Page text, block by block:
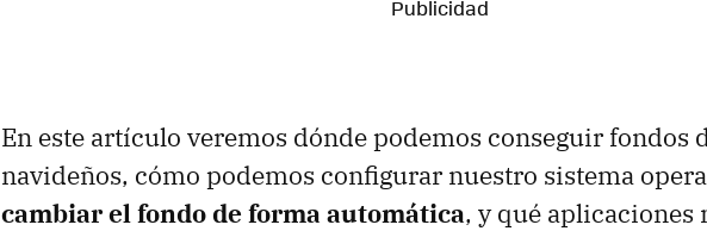
En este artículo veremos dónde podemos conseguir fondos
navideños, cómo podemos configurar nuestro sistema
cambiar el fondo de forma automática, y qué aplicaciones